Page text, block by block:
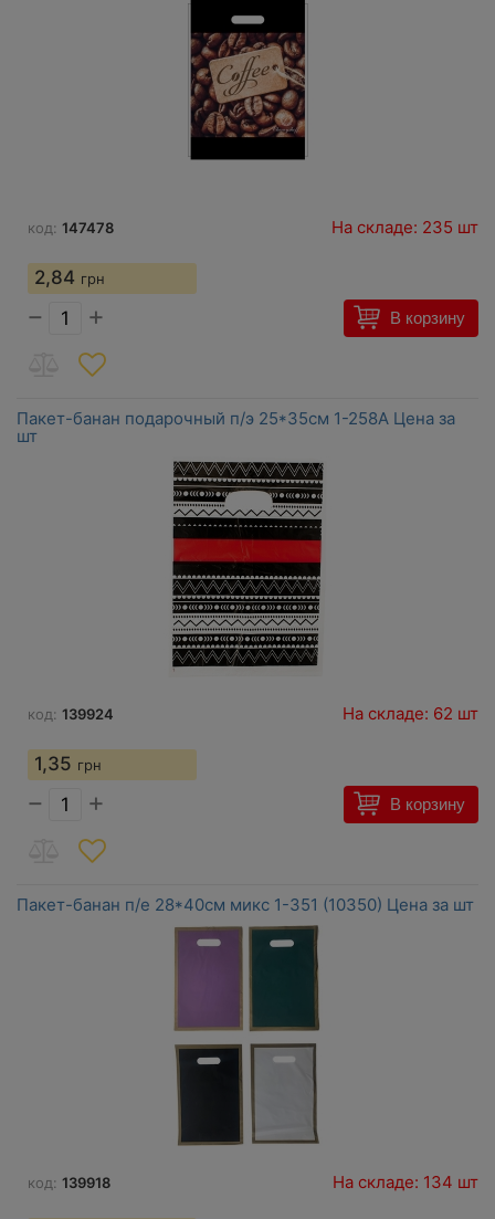
код: 147478 На складе: 235 шт
2,84 грн
− + В корзину
Пакет-банан подарочный п/э 25*35см 1-258А Цена за
шт
код: 139924 На складе: 62 шт
1,35 грн
− + В корзину
Пакет-банан п/е 28*40см микс 1-351 (10350) Цена за шт
код: 139918 На складе: 134 шт